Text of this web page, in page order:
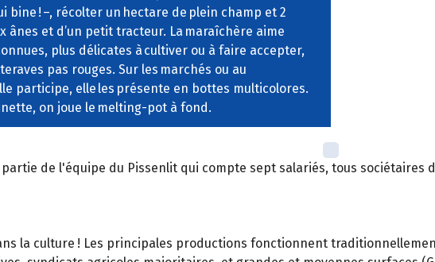
! –, récolter un hectare de plein champ et 2
ânes et d’un petit tracteur. La maraîchère aime
plus délicates à cultiver ou à faire accepter,
pas rouges. Sur les marchés ou au
participe, elle les présente en bottes multicolores.
on joue le melting-pot à fond.
partie de l'équipe du Pissenlit qui compte sept salariés, tous sociétaires
la culture ! Les principales productions fonctionnent